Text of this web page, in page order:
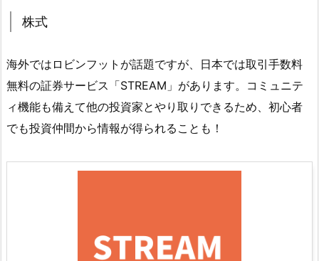
株式
海外ではロビンフットが話題ですが、日本では取引手数料
無料の証券サービス「STREAM」があります。コミュニテ
ィ機能も備えて他の投資家とやり取りできるため、初心者
でも投資仲間から情報が得られることも！